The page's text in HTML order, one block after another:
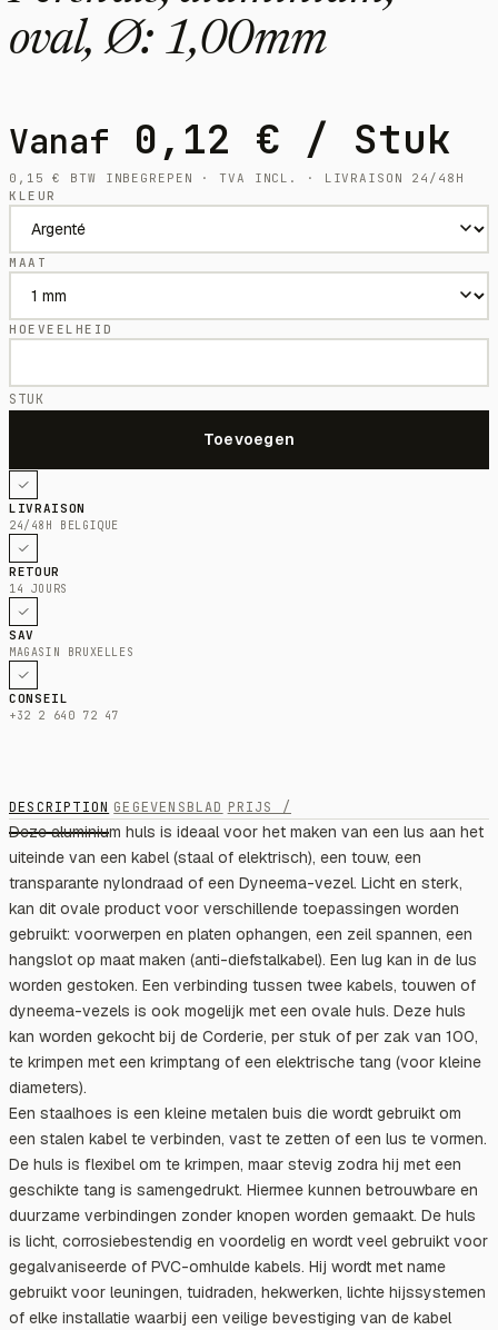
oval, Ø: 1,00mm
Vanaf 0,12 € / Stuk
0,15€
BTW INBEGREPEN · TVA INCL. · LIVRAISON 24/48H
KLEUR
MAAT
HOEVEELHEID
STUK
LIVRAISON
24/48H BELGIQUE
RETOUR
14 JOURS
SAV
MAGASIN BRUXELLES
CONSEIL
+32 2 640 72 47
DESCRIPTION GEGEVENSBLAD PRIJS /
Deze aluminium huls is ideaal voor het maken van een lus aan het
uiteinde van een kabel (staal of elektrisch), een touw, een
transparante nylondraad of een Dyneema-vezel. Licht en sterk,
kan dit ovale product voor verschillende toepassingen worden
gebruikt: voorwerpen en platen ophangen, een zeil spannen, een
hangslot op maat maken (anti-diefstalkabel). Een lug kan in de lus
worden gestoken. Een verbinding tussen twee kabels, touwen of
dyneema-vezels is ook mogelijk met een ovale huls. Deze huls
kan worden gekocht bij de Corderie, per stuk of per zak van 100,
te krimpen met een krimptang of een elektrische tang (voor kleine
diameters).
Een staalhoes is een kleine metalen buis die wordt gebruikt om
een stalen kabel te verbinden, vast te zetten of een lus te vormen.
De huls is flexibel om te krimpen, maar stevig zodra hij met een
geschikte tang is samengedrukt. Hiermee kunnen betrouwbare en
duurzame verbindingen zonder knopen worden gemaakt. De huls
is licht, corrosiebestendig en voordelig en wordt veel gebruikt voor
gegalvaniseerde of PVC-omhulde kabels. Hij wordt met name
gebruikt voor leuningen, tuidraden, hekwerken, lichte hijssystemen
of elke installatie waarbij een veilige bevestiging van de kabel